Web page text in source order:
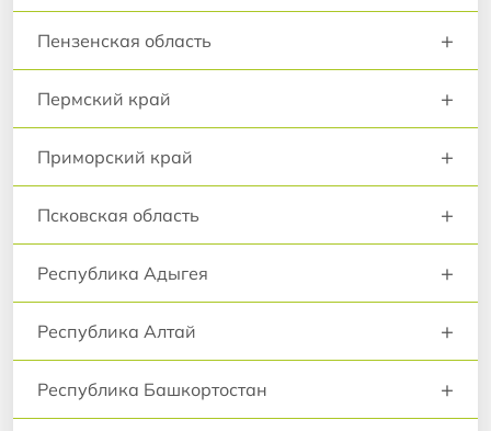
Пензенская область +
Пермский край +
Приморский край +
Псковская область +
Республика Адыгея +
Республика Алтай +
Республика Башкортостан +